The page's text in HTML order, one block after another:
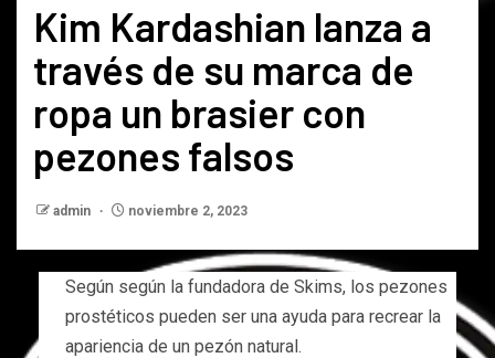
Kim Kardashian lanza a
través de su marca de
ropa un brasier con
pezones falsos
admin noviembre 2, 2023
Según según la fundadora de Skims, los pezones
prostéticos pueden ser una ayuda para recrear la
apariencia de un pezón natural.